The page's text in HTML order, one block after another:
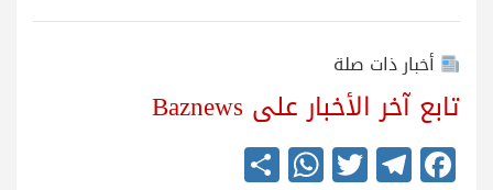
أخبار ذات صلة
تابع آخر الأخبار على Baznews
Fa
Te
T
W